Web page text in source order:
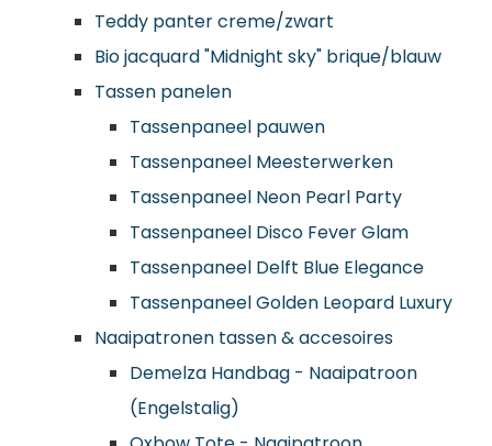
Teddy panter creme/zwart
Bio jacquard "Midnight sky" brique/blauw
Tassen panelen
Tassenpaneel pauwen
Tassenpaneel Meesterwerken
Tassenpaneel Neon Pearl Party
Tassenpaneel Disco Fever Glam
Tassenpaneel Delft Blue Elegance
Tassenpaneel Golden Leopard Luxury
Naaipatronen tassen & accesoires
Demelza Handbag - Naaipatroon
(Engelstalig)